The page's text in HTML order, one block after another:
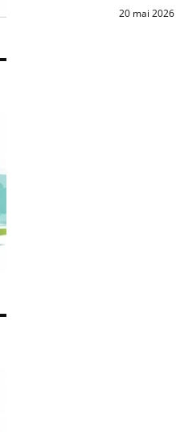
20 mai 2026